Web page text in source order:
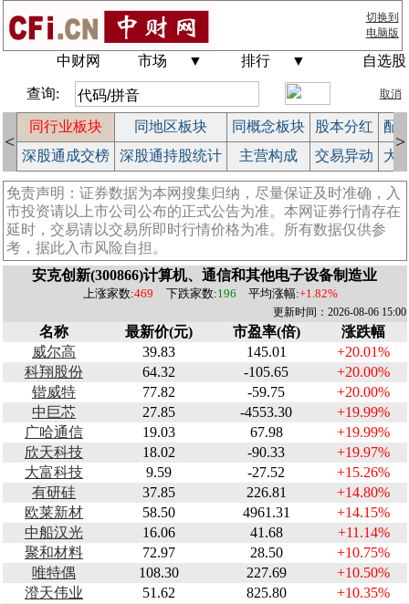
切换到
电脑版
中财网 市场 ▼ 排行 ▼ 自选股
查询: 取消
<
同行业板块 同地区板块 同概念板块 股本分红
配
深股通成交榜 深股通持股统计 主营构成 交易异动 大
>
免责声明：证券数据为本网搜集归纳，尽量保证及时准确，入
市投资请以上市公司公布的正式公告为准。本网证券行情存在
延时，交易请以交易所即时行情价格为准。所有数据仅供参
考，据此入市风险自担。
安克创新(300866)计算机、通信和其他电子设备制造业
上涨家数:469 下跌家数:196 平均涨幅:+1.82%
更新时间：2026-08-06 15:00
名称 最新价(元) 市盈率(倍)
涨跌幅
威尔高
39.83 145.01
+20.01%
科翔股份
64.32 -105.65
+20.00%
锴威特
77.82 -59.75
+20.00%
中巨芯
27.85 -4553.30
+19.99%
广哈通信
19.03 67.98
+19.99%
欣天科技
18.02 -90.33
+19.97%
大富科技
9.59 -27.52
+15.26%
有研硅
37.85 226.81
+14.80%
欧莱新材
58.50 4961.31
+14.15%
中船汉光
16.06 41.68
+11.14%
聚和材料
72.97 28.50
+10.75%
唯特偶
108.30 227.69
+10.50%
澄天伟业
51.62 825.80
+10.35%